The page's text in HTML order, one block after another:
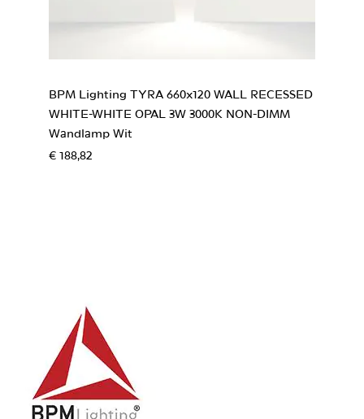
BPM Lighting TYRA 660x120 WALL RECESSED
WHITE-WHITE OPAL 3W 3000K NON-DIMM
Wandlamp Wit
€ 188,82